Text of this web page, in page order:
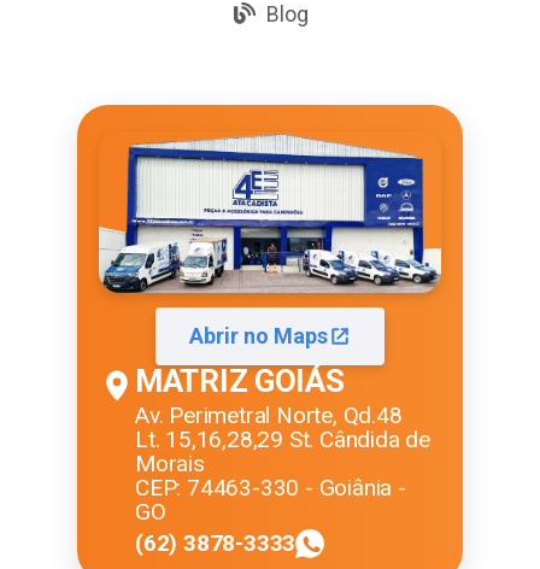
Blog
Abrir no Maps
MATRIZ GOIÁS
Av. Perimetral Norte, Qd.48
Lt. 15,16,28,29 St. Cândida de
Morais
CEP: 74463-330 - Goiânia -
GO
(62) 3878-3333